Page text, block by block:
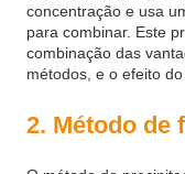
concentração e usa
para combinar. Este
combinação das
métodos, e o efeito
2. Método de